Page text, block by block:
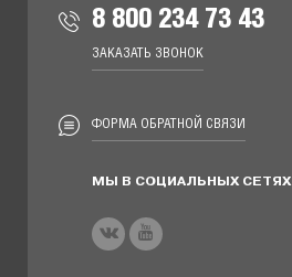
8 800 234 73 43
ЗАКАЗАТЬ ЗВОНОК
ФОРМА ОБРАТНОЙ СВЯЗИ
МЫ В СОЦИАЛЬНЫХ СЕТЯХ